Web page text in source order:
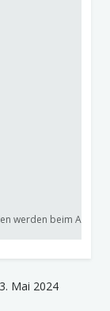
werden beim
Mai 2024